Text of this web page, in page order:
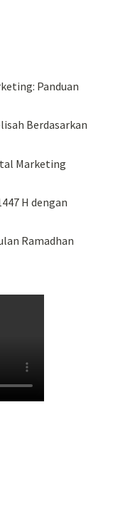
Panduan
Berdasarkan
Marketing
H dengan
Ramadhan